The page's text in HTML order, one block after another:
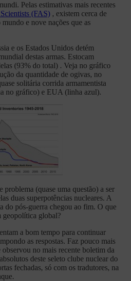
Pelas estimativas mais recentes
(FAS) , existem cerca de
e nove nações que as
e os Estados Unidos detém
destas armas. Estocam
(93% do total) . Veja no gráfico
da quantidade de ogivas, no
solitária corrida armamentista
no gráfico) e EUA (linha azul).
problema (quase uma questão) a ser
duas superpotências nucleares. A
do pós-guerra chegou ao fim. O que
geopolítica global?
a bom tempo para continuar
as respostas. Faz pouco mais
observou no mais recente boletim da
deste seleto clube nuclear do
fechadas, só com os tradutores, na